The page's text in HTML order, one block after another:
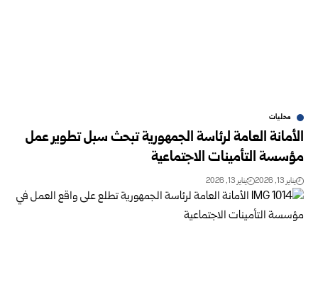
محليات
الأمانة العامة لرئاسة الجمهورية تبحث سبل تطوير عمل
مؤسسة التأمينات الاجتماعية
يناير 13, 2026 يناير 13, 2026